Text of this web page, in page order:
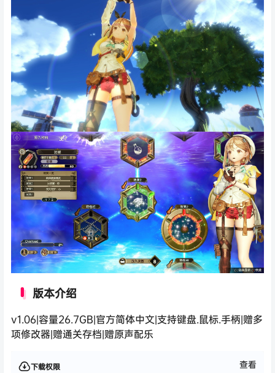
版本介绍
v1.06|容量26.7GB|官方简体中文|支持键盘.鼠标.手柄|赠多
项修改器|赠通关存档|赠原声配乐
下载权限 查看